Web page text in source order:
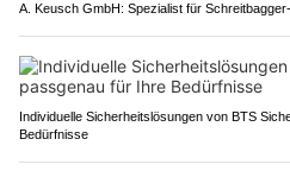
A. Keusch GmbH: Spezialist für
Individuelle Sicherheitslösungen von BTS
Bedürfnisse